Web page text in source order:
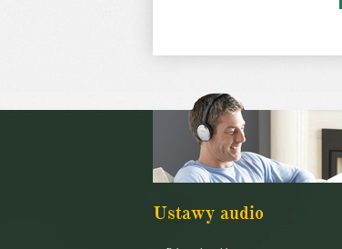
Ustawy audio